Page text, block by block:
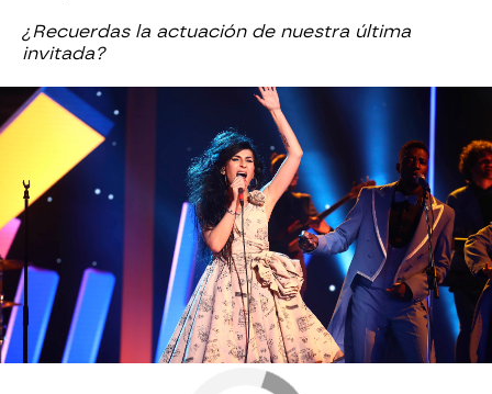
¿Recuerdas la actuación de nuestra última
invitada?
Antena 3 » Programas » Tu cara me suena » Temporada